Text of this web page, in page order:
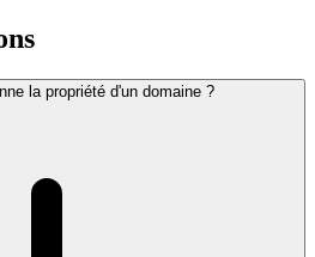
la propriété d'un domaine ?